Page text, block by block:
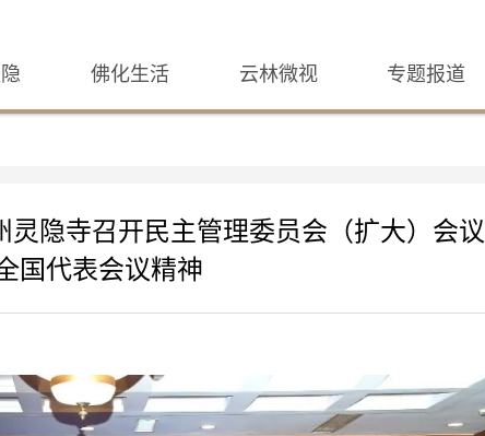
佛化生活 云林微视 专题报道
灵隐寺召开民主管理委员会（扩大）会
国代表会议精神